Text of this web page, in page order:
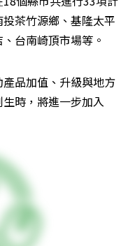
茶竹源鄉、基隆太平
台南崎頂市場等。
品加值、升級與地方
時，將進一步加入